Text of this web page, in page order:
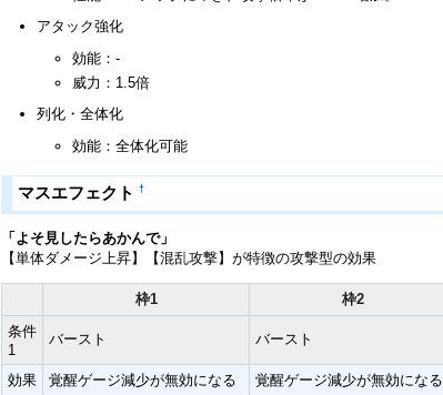
アタック強化
効能：-
威力：1.5倍
列化・全体化
効能：全体化可能
マスエフェクト †
「よそ見したらあかんで」
【単体ダメージ上昇】【混乱攻撃】が特徴の攻撃型の効果
枠1 枠2
条件
1
バースト バースト
効果 覚醒ゲージ減少が無効になる 覚醒ゲージ減少が無効になる